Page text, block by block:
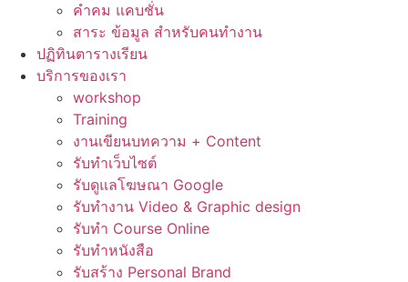
คำคม แคบชั่น
สาระ ข้อมูล สำหรับคนทำงาน
ปฏิทินตารางเรียน
บริการของเรา
workshop
Training
งานเขียนบทความ + Content
รับทำเว็บไซต์
รับดูแลโฆษณา Google
รับทำงาน Video & Graphic design
รับทำ Course Online
รับทำหนังสือ
รับสร้าง Personal Brand